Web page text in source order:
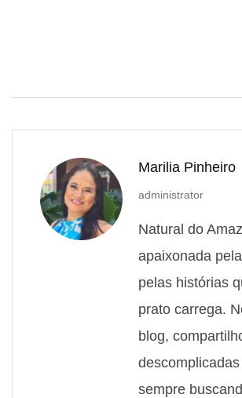
Marilia Pinheiro
administrator
Natural do
apaixonada
pelas histórias
prato carrega.
blog,
sempre